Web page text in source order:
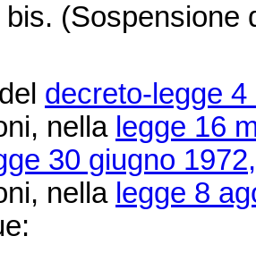
(Sospensione
decreto-legge
nella legge 16
30 giugno
nella legge 8